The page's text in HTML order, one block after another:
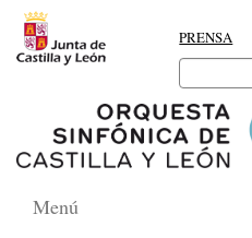
PRENSA
Search
for:
Menú